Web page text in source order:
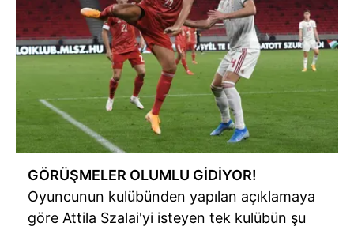
GÖRÜŞMELER OLUMLU GİDİYOR!
Oyuncunun kulübünden yapılan açıklamaya
göre Attila Szalai'yi isteyen tek kulübün şu